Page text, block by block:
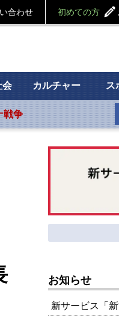
合わせ 初めての方
会 カルチャー ス
戦争
お知らせ
新サービス「